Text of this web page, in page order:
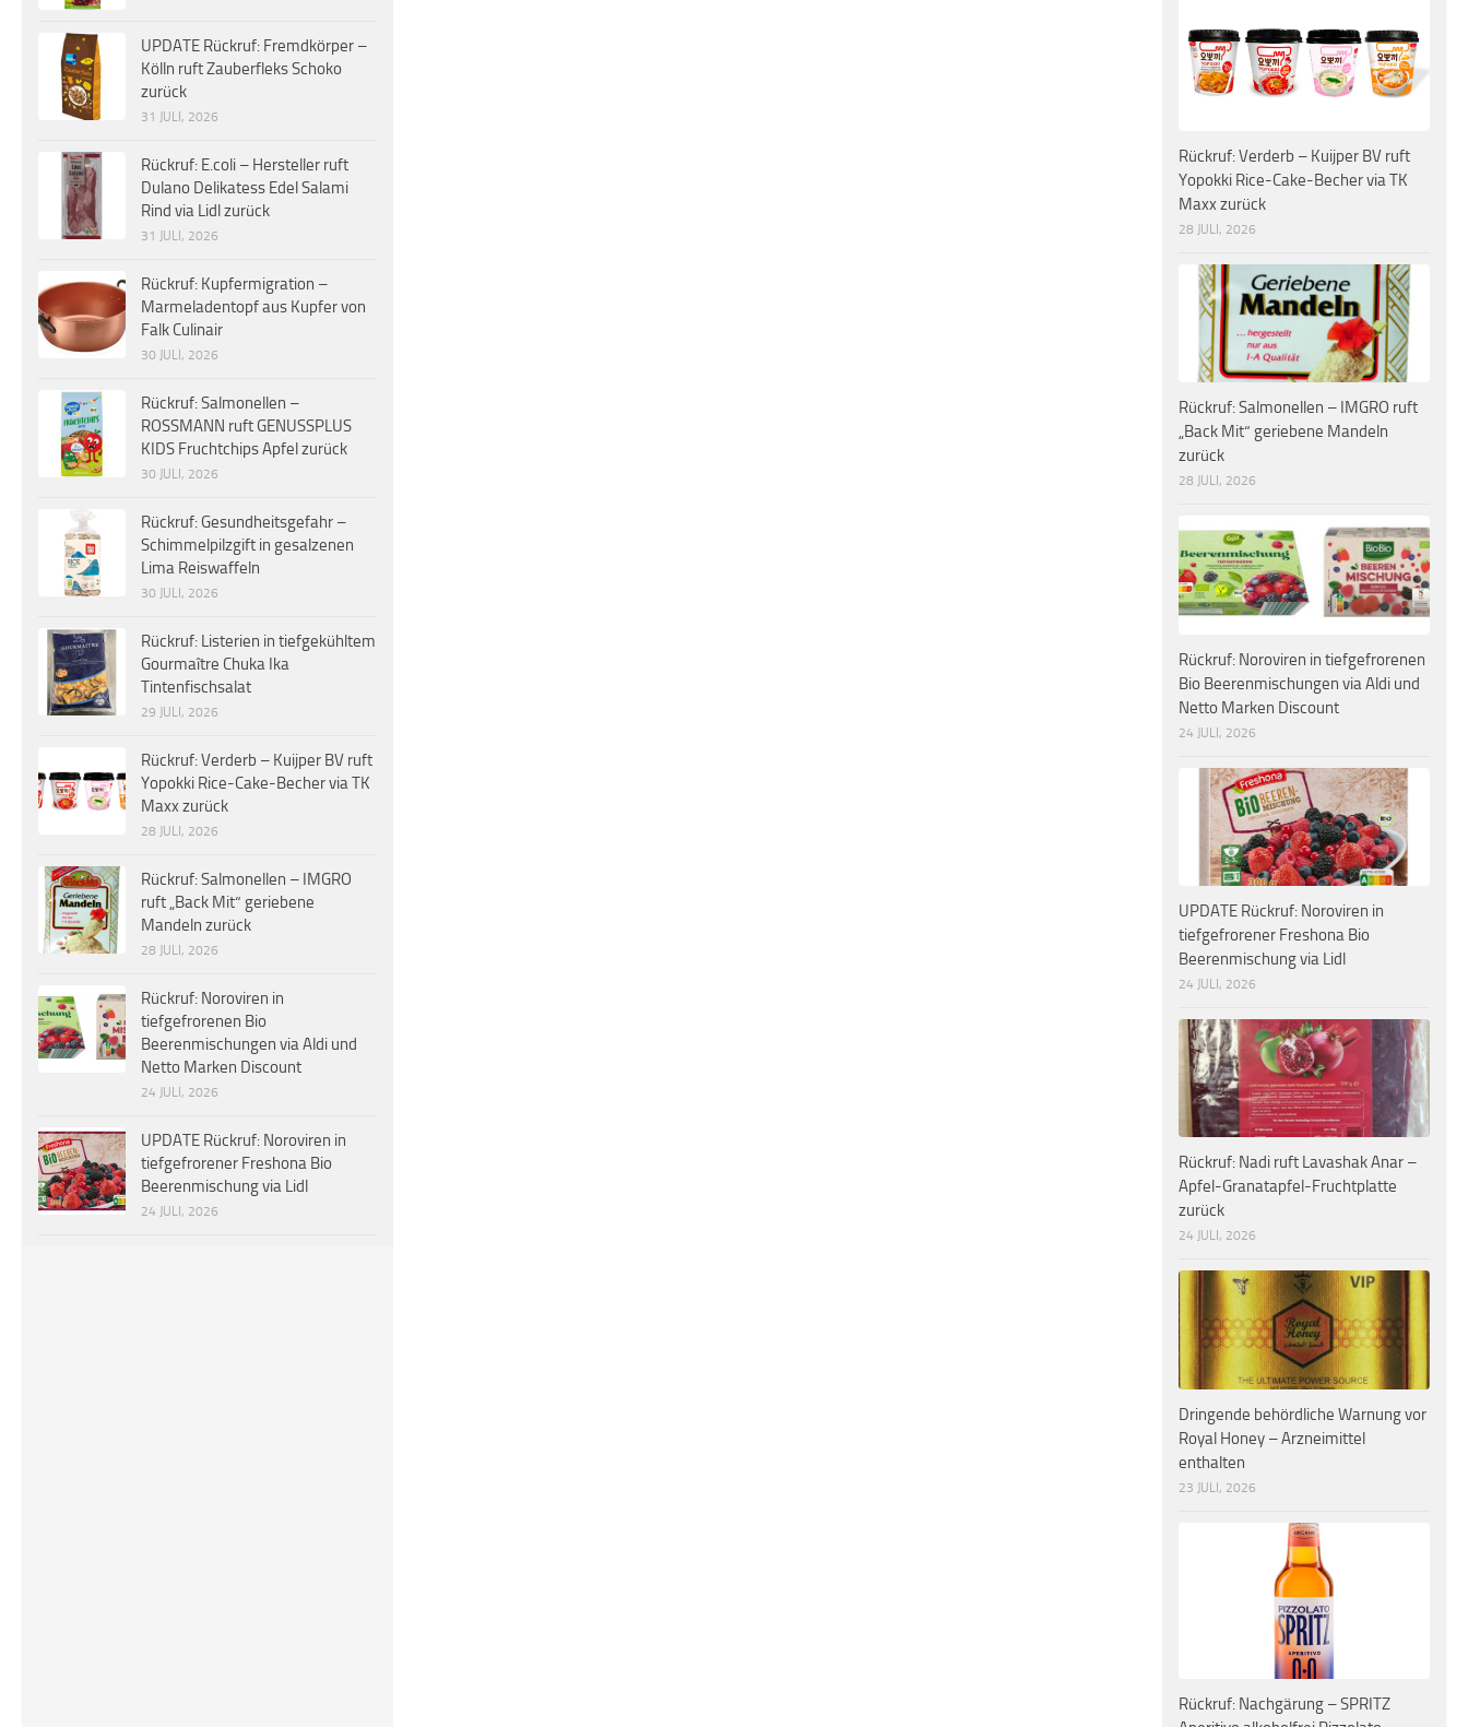
UPDATE Rückruf: Fremdkörper –
Kölln ruft Zauberfleks Schoko
zurück
31 JULI, 2026
Rückruf: E.coli – Hersteller ruft
Dulano Delikatess Edel Salami
Rind via Lidl zurück
31 JULI, 2026
Rückruf: Kupfermigration –
Marmeladentopf aus Kupfer von
Falk Culinair
30 JULI, 2026
Rückruf: Salmonellen –
ROSSMANN ruft GENUSSPLUS
KIDS Fruchtchips Apfel zurück
30 JULI, 2026
Rückruf: Gesundheitsgefahr –
Schimmelpilzgift in gesalzenen
Lima Reiswaffeln
30 JULI, 2026
Rückruf: Listerien in tiefgekühltem
Gourmaître Chuka Ika
Tintenfischsalat
29 JULI, 2026
Rückruf: Verderb – Kuijper BV ruft
Yopokki Rice-Cake-Becher via TK
Maxx zurück
28 JULI, 2026
Rückruf: Salmonellen – IMGRO
ruft „Back Mit“ geriebene
Mandeln zurück
28 JULI, 2026
Rückruf: Noroviren in
tiefgefrorenen Bio
Beerenmischungen via Aldi und
Netto Marken Discount
24 JULI, 2026
UPDATE Rückruf: Noroviren in
tiefgefrorener Freshona Bio
Beerenmischung via Lidl
24 JULI, 2026
Rückruf: Verderb – Kuijper BV ruft
Yopokki Rice-Cake-Becher via TK
Maxx zurück
28 JULI, 2026
Rückruf: Salmonellen – IMGRO ruft
„Back Mit“ geriebene Mandeln
zurück
28 JULI, 2026
Rückruf: Noroviren in tiefgefrorenen
Bio Beerenmischungen via Aldi und
Netto Marken Discount
24 JULI, 2026
UPDATE Rückruf: Noroviren in
tiefgefrorener Freshona Bio
Beerenmischung via Lidl
24 JULI, 2026
Rückruf: Nadi ruft Lavashak Anar –
Apfel-Granatapfel-Fruchtplatte
zurück
24 JULI, 2026
Dringende behördliche Warnung vor
Royal Honey – Arzneimittel
enthalten
23 JULI, 2026
Rückruf: Nachgärung – SPRITZ